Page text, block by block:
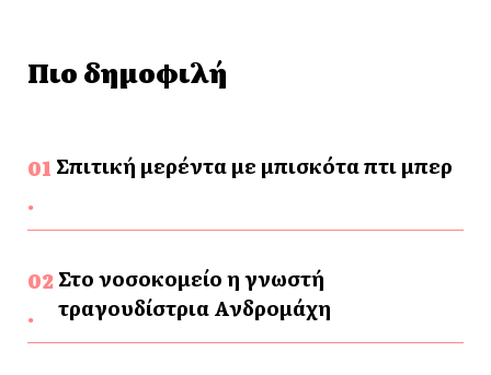
Πιο δημοφιλή
Σπιτική μερέντα με μπισκότα πτι μπερ
Στο νοσοκομείο η γνωστή
τραγουδίστρια Ανδρομάχη